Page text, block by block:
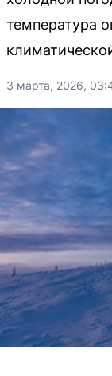
температура
3 марта, 2026,